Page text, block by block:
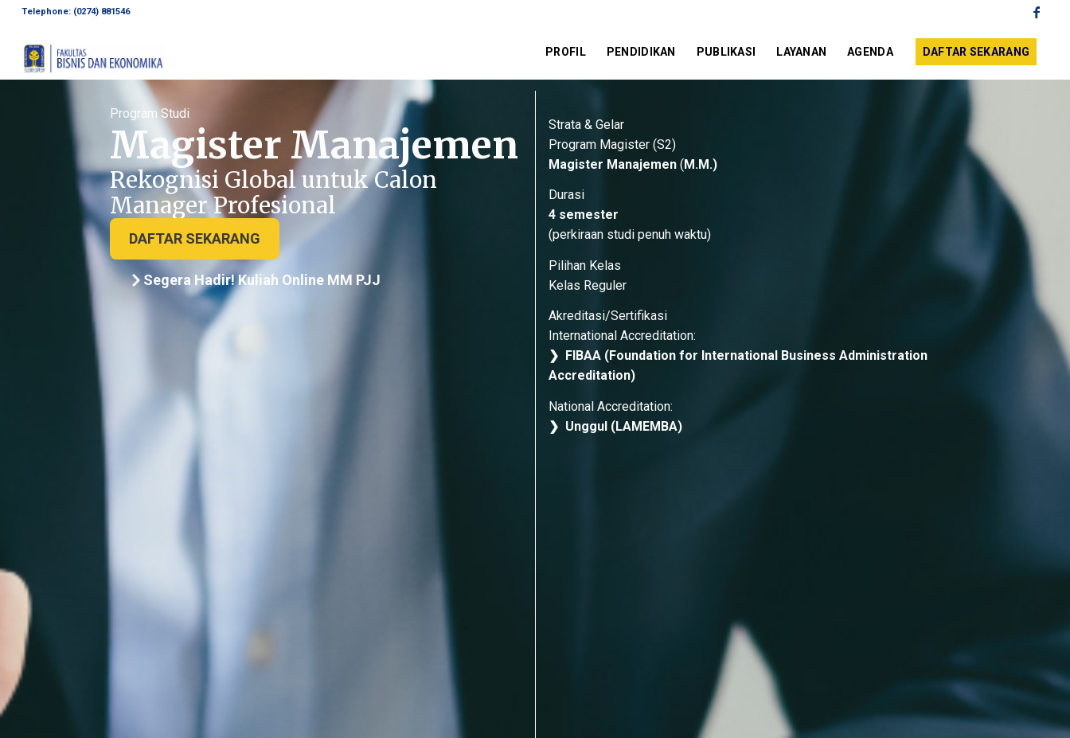
Telephone: (0274) 881546
PROFIL PENDIDIKAN PUBLIKASI LAYANAN AGENDA DAFTAR SEKARANG
Program Studi
Magister Manajemen
Rekognisi Global untuk Calon
Manager Profesional
DAFTAR SEKARANG
Segera Hadir! Kuliah Online MM PJJ
Strata & Gelar
Program Magister (S2)
Magister Manajemen (M.M.)
Durasi
4 semester
(perkiraan studi penuh waktu)
Pilihan Kelas
Kelas Reguler
Akreditasi/Sertifikasi
International Accreditation:
❯ FIBAA (Foundation for International Business Administration
Accreditation)
National Accreditation:
❯ Unggul (LAMEMBA)